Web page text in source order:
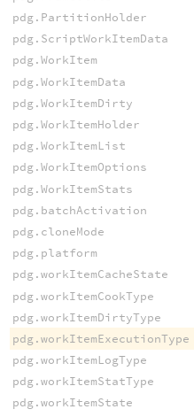
pdg.PartitionHolder
pdg.ScriptWorkItemData
pdg.WorkItem
pdg.WorkItemData
pdg.WorkItemDirty
pdg.WorkItemHolder
pdg.WorkItemList
pdg.WorkItemOptions
pdg.WorkItemStats
pdg.batchActivation
pdg.cloneMode
pdg.platform
pdg.workItemCacheState
pdg.workItemCookType
pdg.workItemDirtyType
pdg.workItemExecutionType
pdg.workItemLogType
pdg.workItemStatType
pdg.workItemState